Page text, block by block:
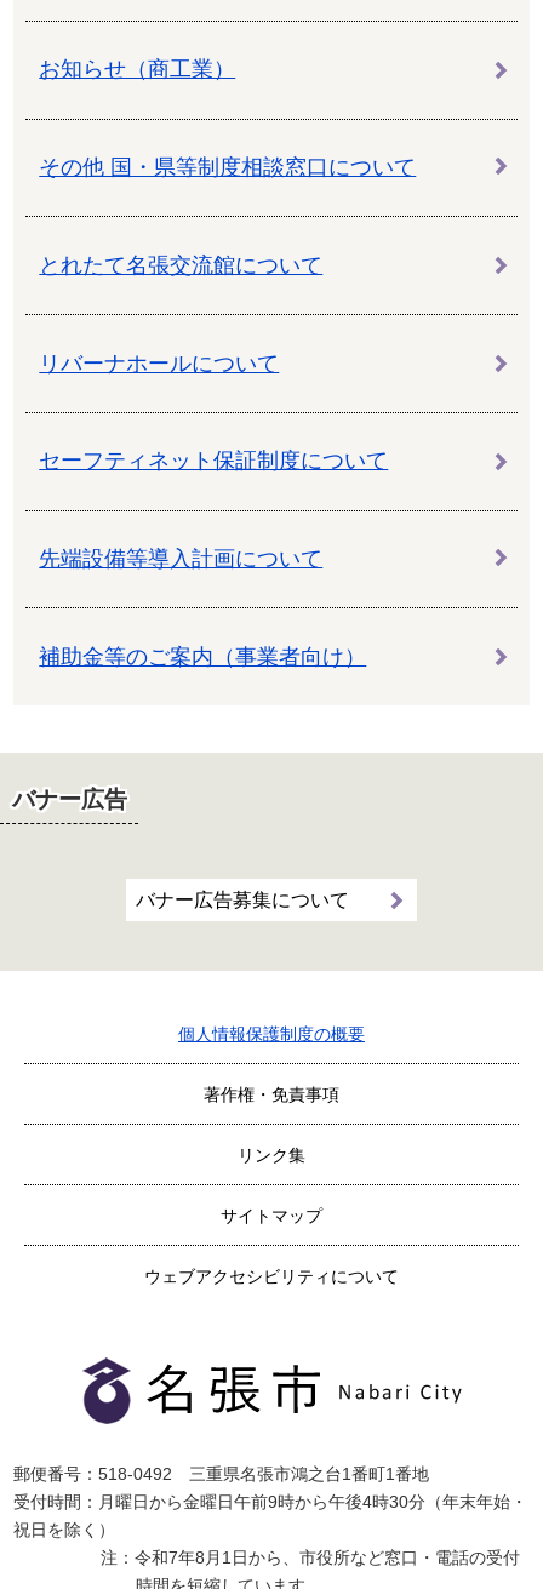
お知らせ（商工業）
その他 国・県等制度相談窓口について
とれたて名張交流館について
リバーナホールについて
セーフティネット保証制度について
先端設備等導入計画について
補助金等のご案内（事業者向け）
バナー広告
バナー広告募集について
個人情報保護制度の概要
著作権・免責事項
リンク集
サイトマップ
ウェブアクセシビリティについて
郵便番号：518-0492 三重県名張市鴻之台1番町1番地
受付時間：月曜日から金曜日午前9時から午後4時30分（年末年始・
祝日を除く）
注：令和7年8月1日から、市役所など窓口・電話の受付
時間を短縮しています。